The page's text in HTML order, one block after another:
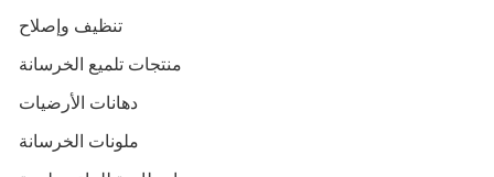
تنظيف وإصلاح
منتجات تلميع الخرسانة
دهانات الأرضيات
ملونات الخرسانة